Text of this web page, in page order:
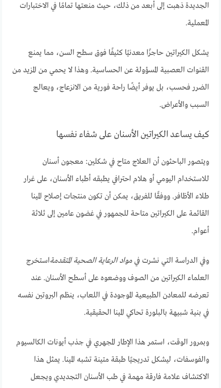
الجديدة ذهبت إلى أبعد من ذلك، حيث منعتها تمامًا في الاختبارات
المعملية.
يشكل الكيراتين حاجزًا معدنيًا كثيفًا فوق سطح السن، مما يمنع
القنوات العصبية المسؤولة عن الحساسية. وهذا لا يحمي من المزيد من
الضرر فحسب، بل يوفر أيضًا راحة فورية من الانزعاج، ويعالج
السبب والأعراض.
كيف يساعد الكيراتين الأسنان على شفاء نفسها
ويتصور الباحثون أن العلاج متاح في شكلين: معجون أسنان
للاستخدام اليومي أو هلام احترافي يطبقه أطباء الأسنان، على غرار
طلاء الأظافر. ووفقًا للفريق، يمكن أن تكون منتجات إصلاح المينا
القائمة على الكيراتين متاحة للجمهور في غضون عامين إلى ثلاثة
أعوام.
وفي الدراسة التي نشرت فيمواد الرعاية الصحية المتقدمةاستخرج
العلماء الكيراتين من الصوف ووضعوه على أسطح الأسنان. عند
تعرضه للمعادن الطبيعية الموجودة في اللعاب، ينظم البروتين نفسه
في بنية شبيهة بالبلورة تحاكي المينا الحقيقية.
وبمرور الوقت، استمر هذا الإطار المجهري في جذب أيونات الكالسيوم
والفوسفات، ليشكل تدريجيًا طبقة متينة تشبه المينا. يمثل هذا
الاكتشاف علامة فارقة مهمة في طب الأسنان التجديدي ويجعل